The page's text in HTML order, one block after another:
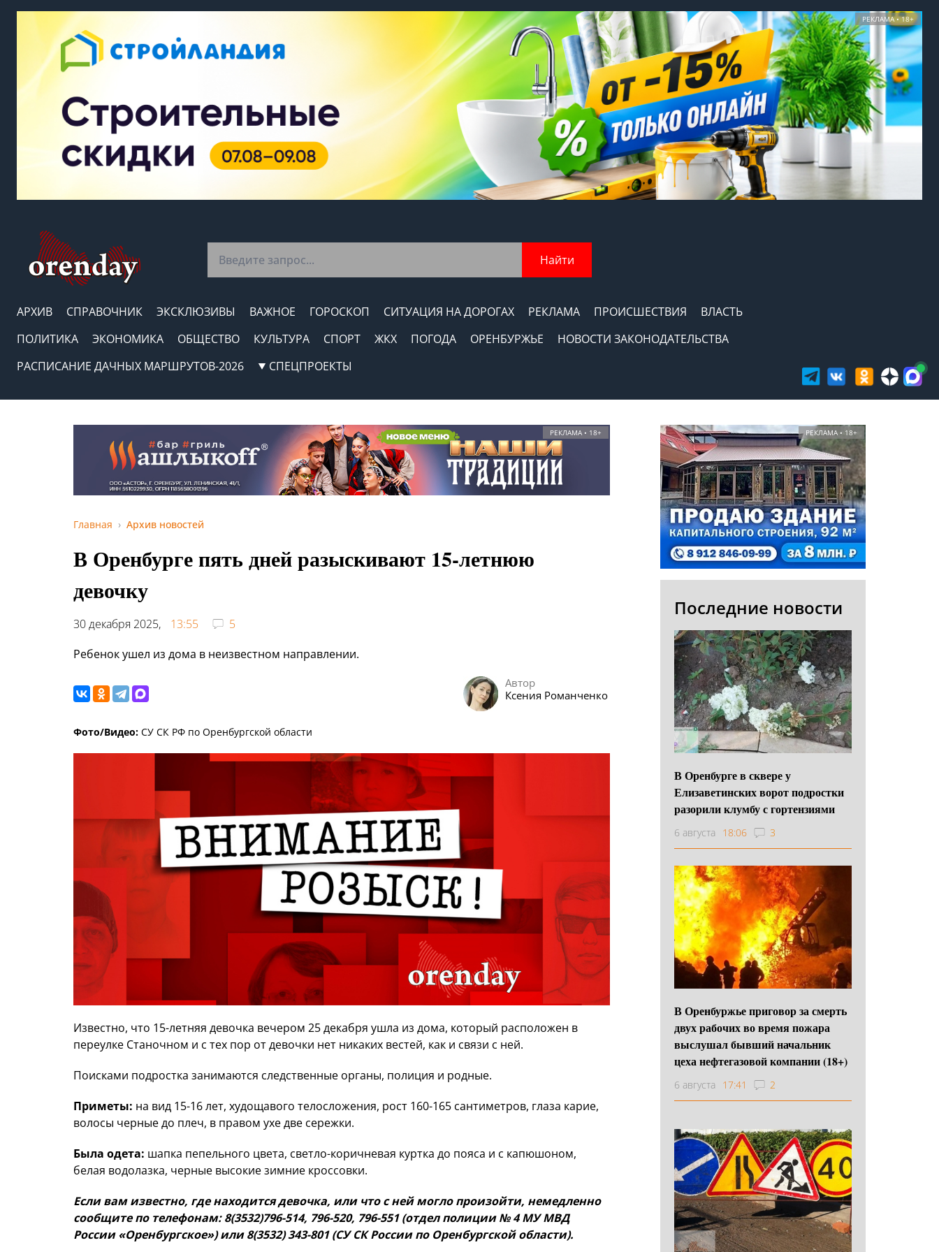
РЕКЛАМА • 18+
Найти
АРХИВ СПРАВОЧНИК ЭКСКЛЮЗИВЫ ВАЖНОЕ ГОРОСКОП СИТУАЦИЯ НА ДОРОГАХ РЕКЛАМА ПРОИСШЕСТВИЯ
ВЛАСТЬ
ПОЛИТИКА
ЭКОНОМИКА ОБЩЕСТВО КУЛЬТУРА СПОРТ ЖКХ ПОГОДА ОРЕНБУРЖЬЕ
НОВОСТИ ЗАКОНОДАТЕЛЬСТВА
РАСПИСАНИЕ ДАЧНЫХ МАРШРУТОВ-2026
СПЕЦПРОЕКТЫ
РЕКЛАМА • 18+
Главная Архив новостей
В Оренбурге пять дней разыскивают 15-летнюю
девочку
30 декабря 2025, 13:55
5
Ребенок ушел из дома в неизвестном направлении.
Автор
Ксения Романченко
Фото/Видео: СУ СК РФ по Оренбургской области
Известно, что 15-летняя девочка вечером 25 декабря ушла из дома, который расположен в
переулке Станочном и с тех пор от девочки нет никаких вестей, как и связи с ней.
Поисками подростка занимаются следственные органы, полиция и родные.
Приметы: на вид 15-16 лет, худощавого телосложения, рост 160-165 сантиметров, глаза карие,
волосы черные до плеч, в правом ухе две сережки.
Была одета: шапка пепельного цвета, светло-коричневая куртка до пояса и с капюшоном,
белая водолазка, черные высокие зимние кроссовки.
Если вам известно, где находится девочка, или что с ней могло произойти, немедленно
сообщите по телефонам: 8(3532)796-514, 796-520, 796-551 (отдел полиции № 4 МУ МВД
России «Оренбургское») или 8(3532) 343-801 (СУ СК России по Оренбургской области).
РЕКЛАМА • 18+
Последние новости
В Оренбурге в сквере у
Елизаветинских ворот подростки
разорили клумбу с гортензиями
6 августа 18:06 3
В Оренбуржье приговор за смерть
двух рабочих во время пожара
выслушал бывший начальник
цеха нефтегазовой компании (18+)
6 августа 17:41 2